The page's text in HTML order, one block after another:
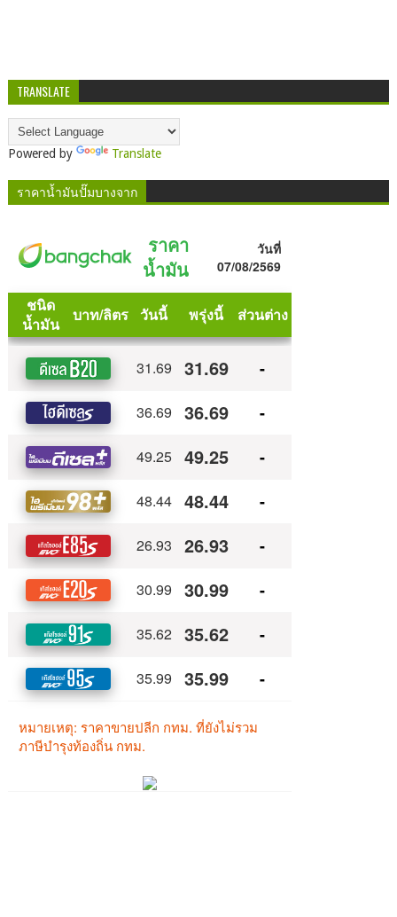
TRANSLATE
Powered by Translate
ราคาน้ำมันปั๊มบางจาก